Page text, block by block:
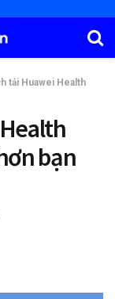
tải Huawei Health
bạn